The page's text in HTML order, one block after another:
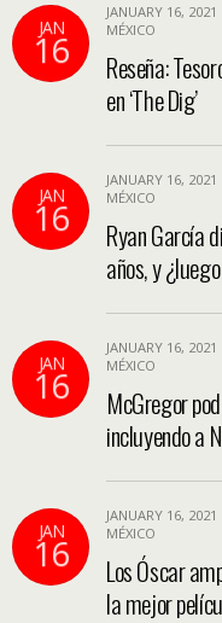
JAN
16
JANUARY 16,
MÉXICO
Reseña:
en ‘The Dig’
JAN
16
JANUARY 16,
MÉXICO
Ryan García
años, y
JAN
16
JANUARY 16,
MÉXICO
McGregor
incluyendo a
JAN
16
JANUARY 16,
MÉXICO
Los Óscar
la mejor